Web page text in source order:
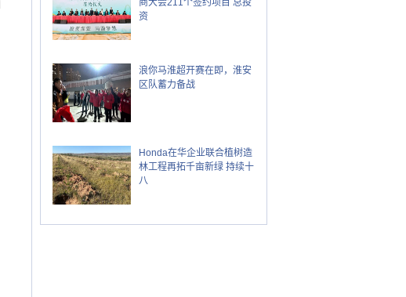
商大会211个签约项目 总投
资
浪你马淮超开赛在即，淮安
区队蓄力备战
Honda在华企业联合植树造
林工程再拓千亩新绿 持续十
八